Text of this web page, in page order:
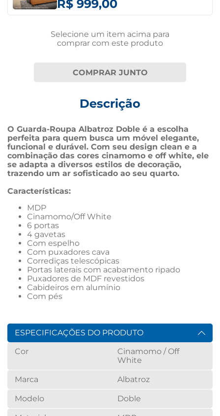
R$ 999,00
Selecione um item acima para
comprar com este produto
COMPRAR JUNTO
Descrição
O Guarda-Roupa Albatroz Doble é a escolha
perfeita para quem busca um móvel elegante,
funcional e durável. Com seu design clean e a
combinação das cores cinamomo e off white, ele
se adapta a diversos estilos de decoração,
trazendo um ar sofisticado ao seu quarto.
Características:
MDP
Cinamomo/Off White
6 portas
4 gavetas
Com espelho
Com puxadores cava
Corrediças telescópicas
Portas laterais com acabamento ripado
Puxadores de MDF revestidos
Cabideiros em alumínio
Com pés
ESPECIFICAÇÕES DO PRODUTO
Cor
Cinamomo / Off
White
Marca Albatroz
Modelo Doble